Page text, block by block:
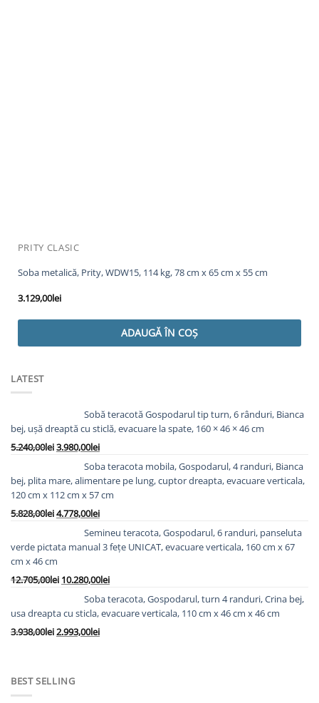
PRITY CLASIC
Soba metalică, Prity, WDW15, 114 kg, 78 cm x 65 cm x 55 cm
3.129,00lei
ADAUGĂ ÎN COȘ
LATEST
Sobă teracotă Gospodarul tip turn, 6 rânduri, Bianca
bej, ușă dreaptă cu sticlă, evacuare la spate, 160 × 46 × 46 cm
5.240,00leiPrețul
fost:
3.980,00leiPrețul
curent
este:
3.980,00lei.
Soba teracota mobila, Gospodarul, 4 randuri, Bianca
bej, plita mare, alimentare pe lung, cuptor dreapta, evacuare verticala,
120 cm x 112 cm x 57 cm
5.828,00leiPrețul
a
4.778,00leiPrețul
curent
este:
4.778,00lei.
Semineu teracota, Gospodarul, 6 randuri, panseluta
verde pictata manual 3 fețe UNICAT, evacuare verticala, 160 cm x 67
cm x 46 cm
12.705,00lei Prețul
12.705,00lei.
10.280,00leiPrețul
curent
Soba teracota, Gospodarul, turn 4 randuri, Crina bej,
usa dreapta cu sticla, evacuare verticala, 110 cm x 46 cm x 46 cm
3.938,00leiPrețul
3.938,00lei.
2.993,00leiPrețul
BEST SELLING